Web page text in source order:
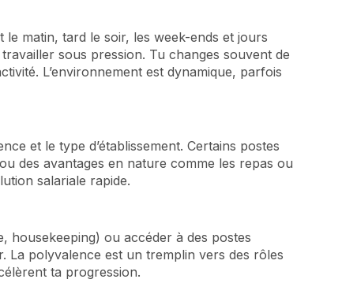
matin, tard le soir, les week-ends et jours
sous pression. Tu changes souvent de
L’environnement est dynamique, parfois
et le type d’établissement. Certains postes
des avantages en nature comme les repas ou
salariale rapide.
housekeeping) ou accéder à des postes
La polyvalence est un tremplin vers des rôles
ta progression.